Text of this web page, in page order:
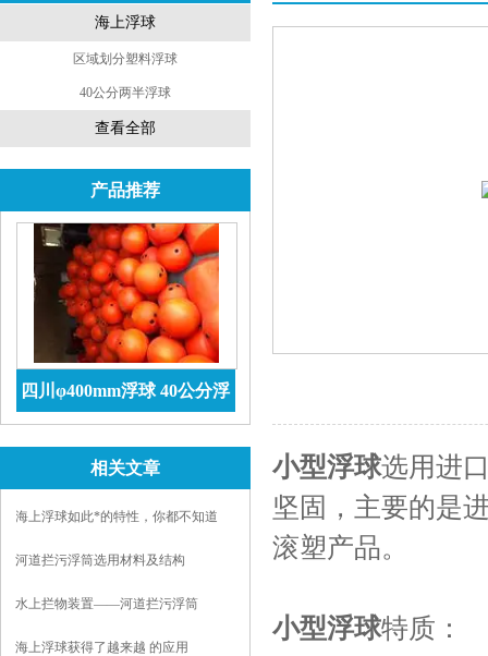
海上浮球
区域划分塑料浮球
40公分两半浮球
查看全部
产品推荐
四川φ400mm浮球 40公分浮
相关文章
海上浮球如此*的特性，你都不知道
河道拦污浮筒选用材料及结构
水上拦物装置——河道拦污浮筒
海上浮球获得了越来越 的应用
小型浮球选用进
坚固，主要的是
滚塑产品。
小型浮球特质：